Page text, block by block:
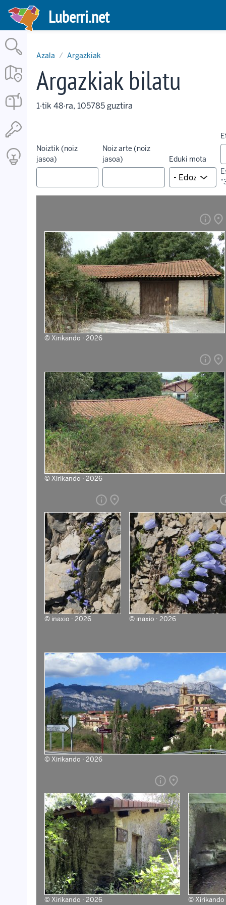
Skip
main
content
Luberri.net
Azala
Argazkiak
Argazkiak bilatu
1·tik 48·ra, 105785 guztira
Noiztik (noiz
jasoa)
Noiz arte (noiz
jasoa)
Eduki mota
info place
©Xirikando · 2026
info place
©Xirikando · 2026
info place
© inaxio · 2026 © inaxio · 2026
©Xirikando · 2026
info place
©Xirikando · 2026 ©Xirikando